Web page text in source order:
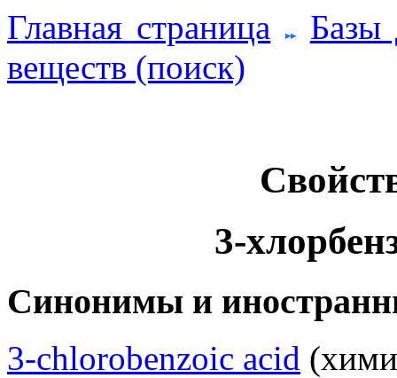
Главная страница
Базы
веществ (поиск)
3-
Синонимы и
3-chlorobenzoic acid